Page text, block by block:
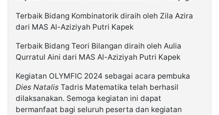
Terbaik Bidang Kombinatorik diraih oleh Zila Azira
dari MAS Al-Aziziyah Putri Kapek
Terbaik Bidang Teori Bilangan diraih oleh Aulia
Qurratul Aini dari MAS Al-Aziziyah Putri Kapek
Kegiatan OLYMFIC 2024 sebagai acara pembuka
Dies Natalis Tadris Matematika telah berhasil
dilaksanakan. Semoga kegiatan ini dapat
bermanfaat bagi seluruh peserta dan kegiatan